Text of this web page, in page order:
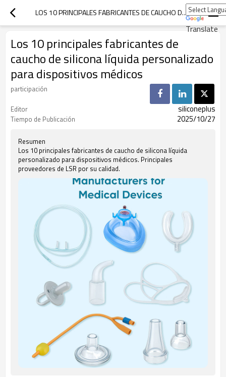
Translate
LOS 10 PRINCIPALES FABRICANTES DE CAUCHO DE SILICONA LÍQUIDA PERSONALIZADO PARA DISPOSITIVOS MÉDICOS
Los 10 principales fabricantes de
caucho de silicona líquida personalizado
para dispositivos médicos
participación
Editor
siliconeplus
Tiempo de Publicación 2025/10/27
Resumen
Los 10 principales fabricantes de caucho de silicona líquida
personalizado para dispositivos médicos. Principales
proveedores de LSR por su calidad.